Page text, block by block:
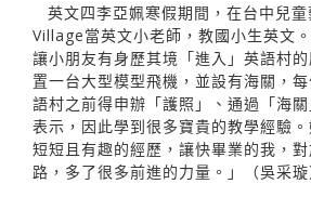
英文四李亞姵寒假期間，在台中兒
Village當英文小老師，教國小生英文
讓小朋友有身歷其境「進入」英語村
置一台大型模型飛機，並設有海關，
語村之前得申辦「護照」、通過「海
表示，因此學到很多寶貴的教學經驗
短短且有趣的經歷，讓快畢業的我，
路，多了很多前進的力量。」（吳采璇